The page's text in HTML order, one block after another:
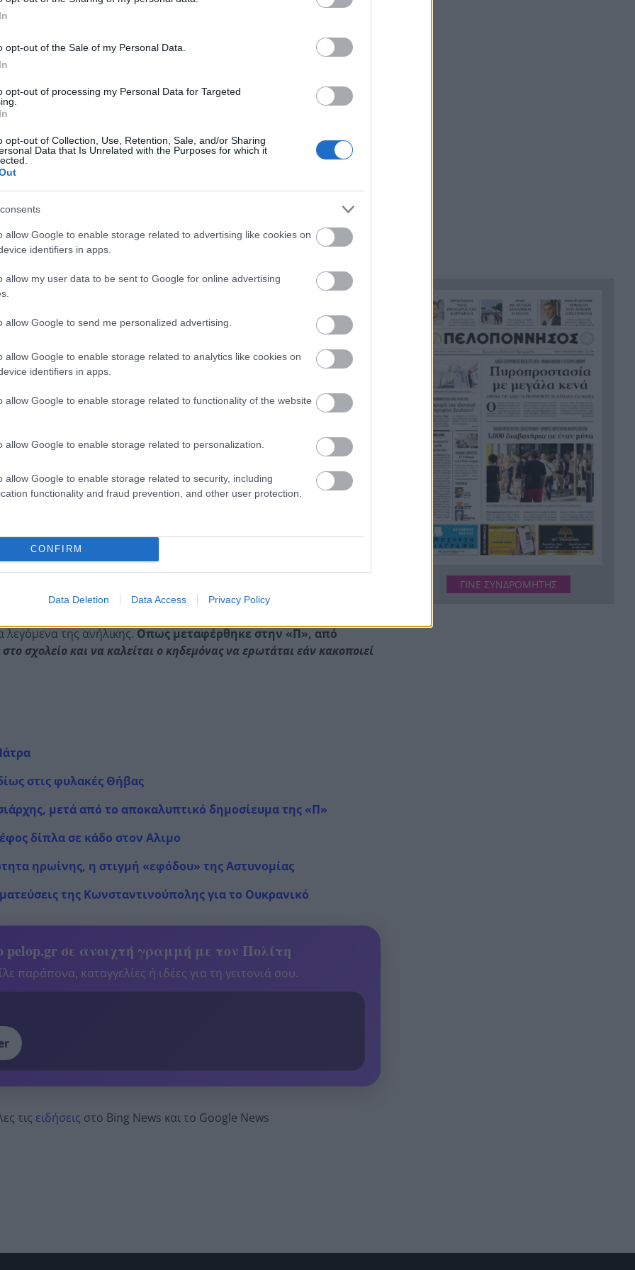
opt-out of the Sale of my Personal Data.
opt-out of processing my Personal Data for Targeted
opt-out of Collection, Use, Retention, Sale, and/or Sharing
Data that Is Unrelated with the Purposes for which it
allow Google to enable storage related to advertising like cookies on
identifiers in apps.
allow my user data to be sent to Google for online advertising
allow Google to send me personalized advertising.
allow Google to enable storage related to analytics like cookies on
identifiers in apps.
allow Google to enable storage related to functionality of the website
allow Google to enable storage related to personalization.
allow Google to enable storage related to security, including
functionality and fraud prevention, and other user protection.
CONFIRM
Data Deletion Data Access Privacy Policy
αυτοκτονικό ιδεασμό.
καταγγελία που έγινε στον Σύλλογο «Το Χαμόγελο του
«1056 » εκπέμποντας SOS, ήταν η ίδια η ανήλικη.
του Συλλόγου Κώστας Γιαννόπουλος,
δηλώνοντας λακωνικά:
τα παιδιά και μας ζητάνε να πάμε μαζί τους, για να καταθέσουν. Το 45%
από τη Δευτέρα, στην Παιδιατρική Κλινική του
, αν και απομακρύνθηκε από το σπίτι όπου διέμενε, παραμένει
βρει και θα τη σκοτώσει».
54χρονου στο Γραφείο Ενδοοικογενειακής Βίας, στην Πάτρα, τον
-με καταγωγή από τη Μολδαβία- τουλάχιστον δύο φορές, στο
Πάσχα, τ
και κοκκινίλες στο σώμα της». Η δεύτερη επίθεση
ξέσπασε γρονθοκοπώντας την
της «Π»,πως η 15χρονη είχε μιλήσει για το «μαρτύριο» που
με τους υπεύθυνους ωστόσο να περιοριστήκαν στην κλήση του
της ανήλικης. Οπως μεταφέρθηκε στην «Π», από
σχολείο και να καλείται ο κηδεμόνας να ερωτάται εάν κακοποιεί
στις φυλακές Θήβας
μετά από το αποκαλυπτικό δημοσίευμα της «Π»
δίπλα σε κάδο στον Αλιμο
ηρωίνης, η στιγμή «εφόδου» της Αστυνομίας
της Κωνσταντινούπολης για το Ουκρανικό
pelop.gr σε ανοιχτή γραμμή με τον Πολίτη
παράπονα, καταγγελίες ή ιδέες για τη γειτονιά σου.
τις ειδήσεις στο Bing News και το Google News
21:48 Δυτική Αττική: Για 5η νύχτα
συνεχίζεται η μάχη με τις
φλόγες, σε Λούμπα και Λάκκα
Καλογήρου, μόνο επίγειες
δυνάμεις, ΒΙΝΤΕΟ
«Βρέθηκε εντός καταψύκτη
σορός ανδρός, η οποία ανήκει
στον αποβιώσαντα 90χρονο»,
η ΕΛΑΣ για τη φρίκη στον
Μυστρά
Τα λιωμένα καλώδια της
μεγάλης καταστροφής, έτσι
ξεκίνησε η φωτιά σε Αττική
και Βοιωτία
Σημαντική ενίσχυση για τον
ΓΙΝΕ ΣΥΝΔΡΟΜΗΤΗΣ